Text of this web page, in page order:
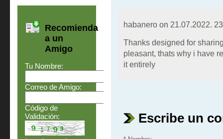
Recomienda
a un
Amigo
Tu Nombre:
Correo de Amigo:
Código de
Validación:
habanero on 21.07.2022.
Thanks designed for
pleasant, thats why i have
it entirely
Escribe un